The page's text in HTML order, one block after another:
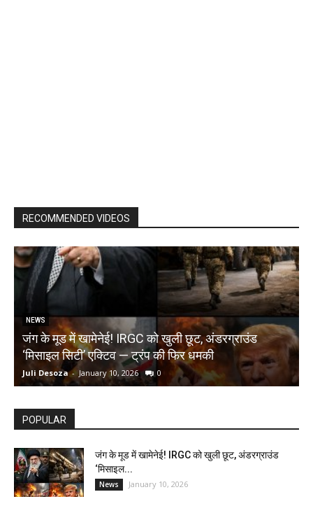
RECOMMENDED VIDEOS
NEWS
जंग के मूड में खामेनेई! IRGC को खुली छूट, अंडरग्राउंड
‘मिसाइल सिटी’ एक्टिव — ट्रंप की फिर धमकी
Juli Desoza - January 10, 2026 0
POPULAR
जंग के मूड में खामेनेई! IRGC को खुली छूट, अंडरग्राउंड
‘मिसाइल...
News January 10, 2026